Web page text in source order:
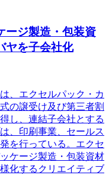
ージ製造・包装資
ヤを子会社化
、エクセルパック・カ
の譲受け及び第三者割
し、連結子会社とする
、印刷事業、セールス
を行っている。エクセ
ケージ製造・包装資材
化するクリエイティブ